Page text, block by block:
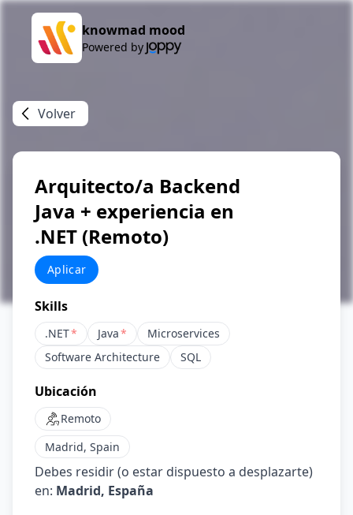
knowmad mood
Powered by
Volver
Arquitecto/a Backend
Java + experiencia en
.NET (Remoto)
Aplicar
Skills
.NET* Java*
Microservices
Software Architecture
SQL
Ubicación
Remoto
Madrid, Spain
Debes residir (o estar dispuesto a desplazarte)
en: Madrid, España